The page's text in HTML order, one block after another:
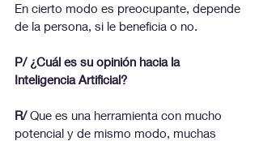
En cierto modo es preocupante, depende
de la persona, si le beneficia o no.
P/ ¿Cuál es su opinión hacia la
Inteligencia Artificial?
R/ Que es una herramienta con mucho
potencial y de mismo modo, muchas